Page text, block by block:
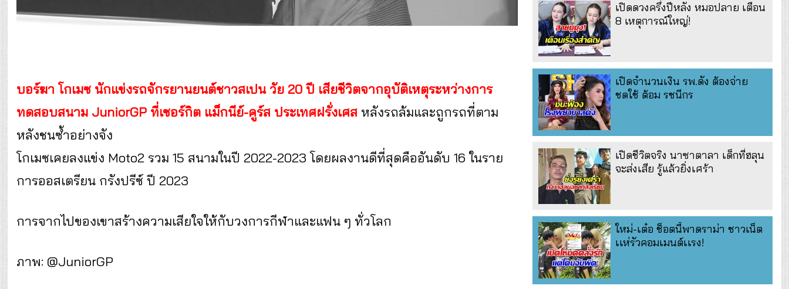
บอร์ฆา โกเมซ นักแข่งรถจักรยานยนต์ชาวสเปน วัย 20 ปี เสียชีวิตจากอุบัติเหตุระหว่างการ
ทดสอบสนาม JuniorGP ที่เซอร์กิต แม็กนีย์-คูร์ส ประเทศฝรั่งเศส หลังรถล้มและถูกรถที่ตาม
หลังชนซ้ำอย่างจัง
โกเมซเคยลงแข่ง Moto2 รวม 15 สนามในปี 2022-2023 โดยผลงานดีที่สุดคืออันดับ 16 ในราย
การออสเตรียน กรังปรีซ์ ปี 2023
การจากไปของเขาสร้างความเสียใจให้กับวงการกีฬาและแฟน ๆ ทั่วโลก
ภาพ: @JuniorGP
เปิดดวงครึ่งปีหลัง หมอปลาย เตือน
8 เหตุการณ์ใหญ่!
เปิดจำนวนเงิน รพ.ดัง ต้องจ่าย
ชดใช้ ต้อม รชนีกร
เปิดชีวิตจริง นาซาตาลา เด็กที่ฮลุน
จะส่งเสีย รู้แล้วยิ่งเศร้า
ใหม่-เต๋อ ช็อตนี้พาดราม่า ชาวเน็ต
เเห่รัวคอมเมนต์เเรง!